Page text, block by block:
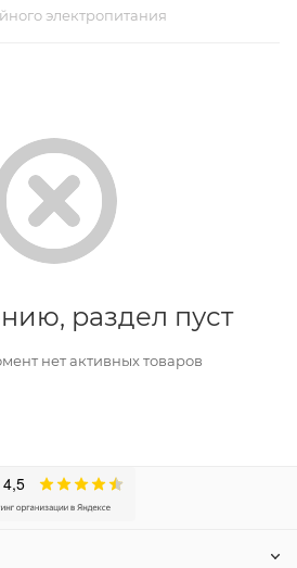
электропитания
раздел пуст
нет активных товаров